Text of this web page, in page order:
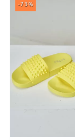
-73%